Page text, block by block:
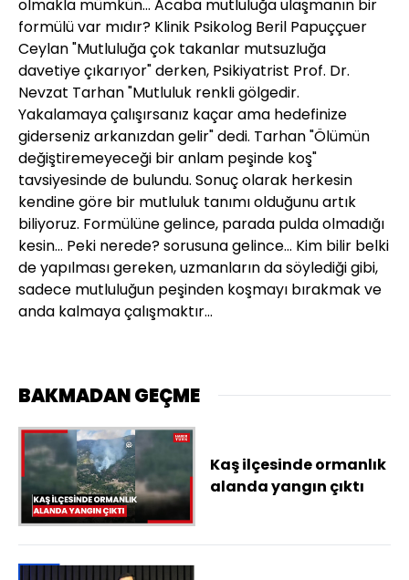
olmakla mümkün… Acaba mutluluğa ulaşmanın bir
formülü var mıdır? Klinik Psikolog Beril Papuççuer
Ceylan "Mutluluğa çok takanlar mutsuzluğa
davetiye çıkarıyor" derken, Psikiyatrist Prof. Dr.
Nevzat Tarhan "Mutluluk renkli gölgedir.
Yakalamaya çalışırsanız kaçar ama hedefinize
giderseniz arkanızdan gelir" dedi. Tarhan "Ölümün
değiştiremeyeceği bir anlam peşinde koş"
tavsiyesinde de bulundu. Sonuç olarak herkesin
kendine göre bir mutluluk tanımı olduğunu artık
biliyoruz. Formülüne gelince, parada pulda olmadığı
kesin... Peki nerede? sorusuna gelince... Kim bilir belki
de yapılması gereken, uzmanların da söylediği gibi,
sadece mutluluğun peşinden koşmayı bırakmak ve
anda kalmaya çalışmaktır...
BAKMADAN GEÇME
Kaş ilçesinde ormanlık
alanda yangın çıktı